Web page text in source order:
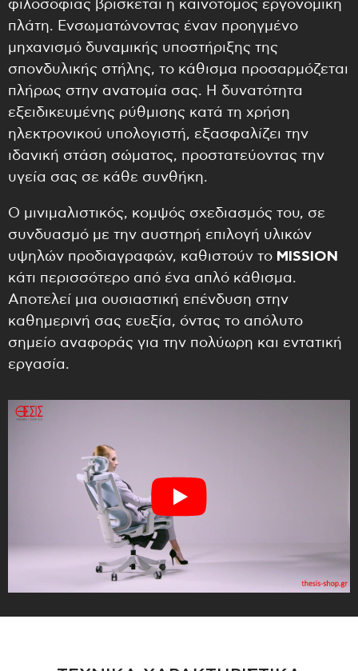
φιλοσοφίας βρίσκεται η καινοτόμος εργονομική
πλάτη. Ενσωματώνοντας έναν προηγμένο
μηχανισμό δυναμικής υποστήριξης της
σπονδυλικής στήλης, το κάθισμα προσαρμόζεται
πλήρως στην ανατομία σας. Η δυνατότητα
εξειδικευμένης ρύθμισης κατά τη χρήση
ηλεκτρονικού υπολογιστή, εξασφαλίζει την
ιδανική στάση σώματος, προστατεύοντας την
υγεία σας σε κάθε συνθήκη.
Ο μινιμαλιστικός, κομψός σχεδιασμός του, σε
συνδυασμό με την αυστηρή επιλογή υλικών
υψηλών προδιαγραφών, καθιστούν το MISSION
κάτι περισσότερο από ένα απλό κάθισμα.
Αποτελεί μια ουσιαστική επένδυση στην
καθημερινή σας ευεξία, όντας το απόλυτο
σημείο αναφοράς για την πολύωρη και εντατική
εργασία.